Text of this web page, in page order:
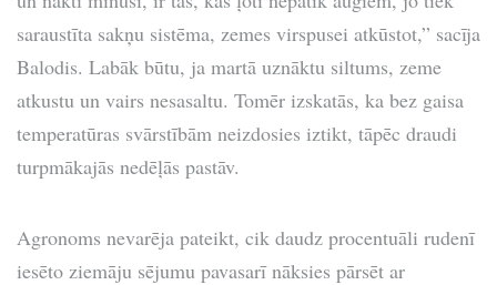
saraustīta sakņu sistēma, zemes virspusei atkūstot,” sacīja
Balodis. Labāk būtu, ja martā uznāktu siltums, zeme
atkustu un vairs nesasaltu. Tomēr izskatās, ka bez gaisa
temperatūras svārstībām neizdosies iztikt, tāpēc draudi
turpmākajās nedēļās pastāv.
Agronoms nevarēja pateikt, cik daudz procentuāli rudenī
iesēto ziemāju sējumu pavasarī nāksies pārsēt ar